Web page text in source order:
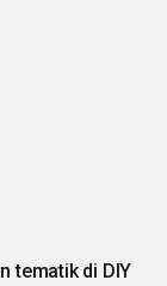
tematik di DIY